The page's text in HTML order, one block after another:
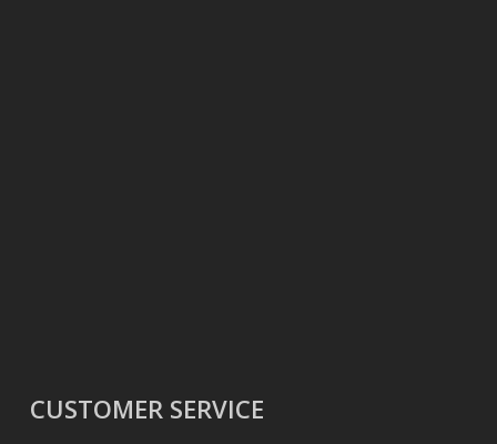
CUSTOMER SERVICE